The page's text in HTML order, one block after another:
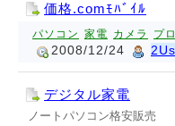
価格.comﾓﾊﾞｲﾙ
パソコン 家電 カメラ プ
2008/12/24
デジタル家電
ノートパソコン格安販売